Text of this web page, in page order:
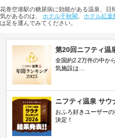
花巻空港駅の糖尿病に効能がある温泉、日
気があるのは、 ホテル千秋閣 ホテル紅葉
は足を運んでみてください。
第20回ニフティ温
全国約2.2万件の中か
気施設は…
ニフティ温泉 サウ
おふろ好きユーザー
決定！